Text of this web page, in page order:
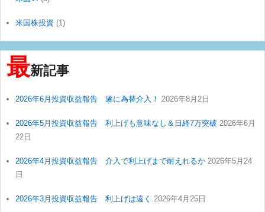
米国株投資 (1)
最新記事
2026年6月投資収益報告 遂に為替介入！ 2026年8月2日
2026年5月投資収益報告 利上げも意味なし＆日経7万突破 2026年6月
22日
2026年4月投資収益報告 介入で利上げまで耐えれるか 2026年5月24
日
2026年3月投資収益報告 利上げは遠く 2026年4月25日